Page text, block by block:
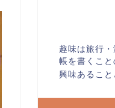
趣味は旅行
帳を書くこと
興味あること